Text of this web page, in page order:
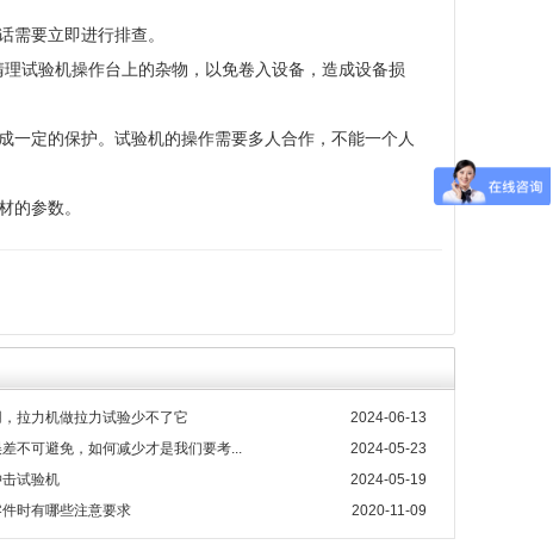
需要立即进行排查。
试验机操作台上的杂物，以免卷入设备，造成设备损
定的保护。试验机的操作需要多人合作，不能一个人
的参数。
2024-06-13
拉力机做拉力试验少不了它
2024-05-23
不可避免，如何减少才是我们要考...
2024-05-19
试验机
2020-11-09
时有哪些注意要求